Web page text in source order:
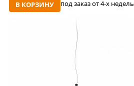
В КОРЗИНУ под заказ от 4-x недель